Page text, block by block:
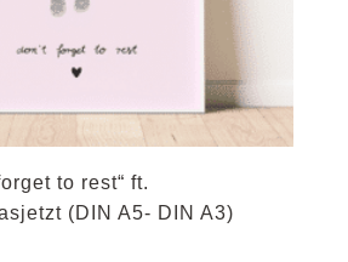
to rest“ ft.
(DIN A5- DIN A3)